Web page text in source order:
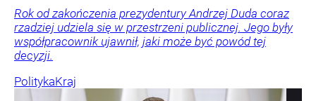
Rok od zakończenia prezydentury Andrzej Duda coraz
rzadziej udziela się w przestrzeni publicznej. Jego były
współpracownik ujawnił, jaki może być powód tej
decyzji.
PolitykaKraj